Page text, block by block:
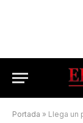
Portada » Llega un